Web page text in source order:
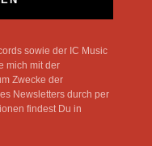
sowie der IC Music
mich mit der
Zwecke der
Newsletters durch per
findest Du in